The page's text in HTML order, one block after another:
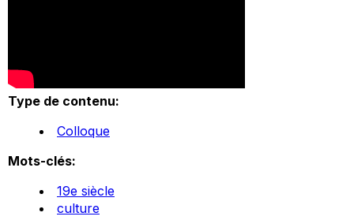
Type de contenu:
Colloque
Mots-clés:
19e siècle
culture